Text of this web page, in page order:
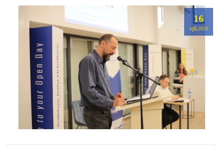
16
ᲘᲕᲜ,2023